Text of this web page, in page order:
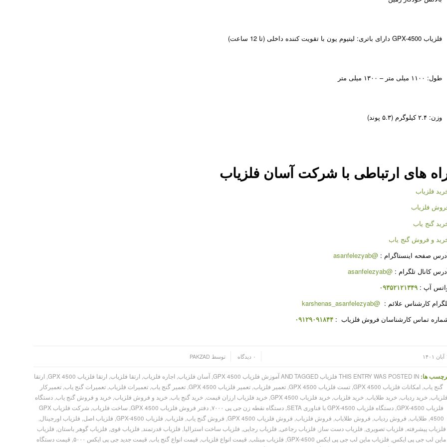
فلزیاب GPX-4500 دارای باتری: لیتیوم یون با تقویت کننده داخلی (تا 12 ساعت)
طول: ۱۱۰۰ میلی متر – ۱۳۰۰ میلی متر
وزن: ۲.۴ کیلوگرم (۵.۳ پوند)
های ارتباطی با شرکتآسان فلزیاب
فلزیاب
فلزیاب
گنج یاب
و فروش گنج یاب
صفحه اینستاگرام : @asanfelezyab
کانال تلگرام : @asanfelezyab
آپ : ۰۹۳۵۲۱۲۱۳۴۹
کارشناس علائم : @karshenas_asanfelezyab
تماس کارشناسان فروش فلزیاب : ۰۹۱۲۹۰۹۱۸۴۴
۰ دیدگاه توسط PAKZAD
ها: THIS ENTRY WAS POSTED IN فلزیاب AND TAGGED آموزش فلزیاب GPX 4500 ,آسان فلزیاب اجاره فلزیاب ارتقا فلزیاب ارتقا فلزیاب GPX 4500
ارتقا
گنج یاب امکانات فلزیاب GPX 4500 ,تست فلزیاب GPX 4500 ,تعمیر فلزیاب ,تعمیر فلزیاب GPX 4500 ,تعمیر گنج یاب ,تعمیرات فلزیاب ,تعمیرات گنج یاب ,تعمیرکار
,خرید ردیاب ,خرید طلایاب ,خرید فلزیاب ,خرید فلزیاب GPX 4500 ,خرید فلزیاب ارزان قیمت ,خرید گنج یاب ,خرید و فروش فلزیاب ,خرید و فروش گنج یاب ,دستگاه
فلزیاب GPX-4500
, دستگاه فلزیاب GPX-4500 با فناوری SETA , دستگاه نقطه زن جی پی ۷۰۰۰ , دفتر فروش فلزیاب GPX 4500 , ساخت فلزیاب
شرکت فلزیاب GPX
4500
, طلایاب فروش ردیاب فروش طلایاب فروش فلزیاب فروش فلزیاب GPX 4500 , فروش گنج یاب فلزیاب فلزیاب GPX-4500 , فلزیاب اصل فلزیاب اورجینال
فلزیاب پیشرفته فلزیاب تصویری فلزیاب دست ساز فلزیاب رجاعی فلزیاب رجایی فلزیاب ساخت استرالیا فلزیاب قدرتمند فلزیاب قوی فلزیاب گوهر باستان فلزیاب
ماین لب جی پی ایکس فلزیاب ماین لب جی پی ایکس GPX-4500 , فلزیاب مینلب قیمت انواع فلزیاب قیمت انواع گنج یاب قیمت جدید جی پی ایکس ۵۰۰۰ , قیمت دستگاه